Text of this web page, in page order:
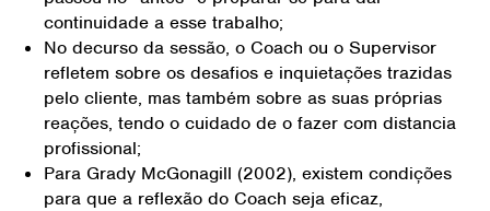
continuidade a esse trabalho;
No decurso da sessão, o Coach ou o Supervisor
refletem sobre os desafios e inquietações trazidas
pelo cliente, mas também sobre as suas próprias
reações, tendo o cuidado de o fazer com distancia
profissional;
Para Grady McGonagill (2002), existem condições
para que a reflexão do Coach seja eficaz,